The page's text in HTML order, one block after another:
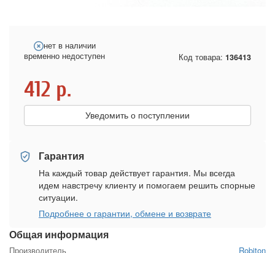
Общая информация
Производитель Robiton
нет в наличии
временно недоступен
Код товара: 136413
412 р.
Уведомить о поступлении
Гарантия
На каждый товар действует гарантия. Мы всегда
идем навстречу клиенту и помогаем решить спорные
ситуации.
Подробнее о гарантии, обмене и возврате